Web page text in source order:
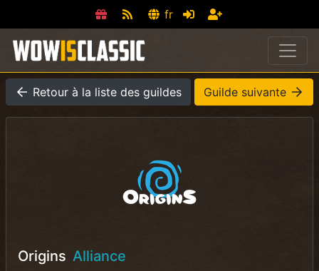
fr
Retour à la liste des guildes Guilde suivante
Origins Alliance